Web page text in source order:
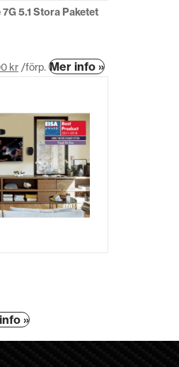
produktsidan
5.1 Stora Paketet
kr /förp. Mer info »Den
»Den